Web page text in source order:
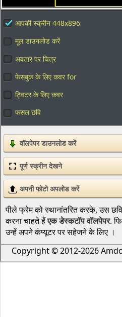
आपकी स्क्रीन 448x896
मूल डाउनलोड करें
अवतार पर चित्र
फेसबुक के लिए कवर for
ट्विटर के लिए कवर
फसल छवि
वॉलपेपर डाउनलोड करें
पूर्ण स्क्रीन देखने
अपनी फोटो अपलोड करें
पीले फ्रेम को स्थानांतरित करके, उस
करना चाहते हैंएक डेस्कटॉप वॉलपेपर.
उन्हें अपने कंप्यूटर पर सहेजने के लिए ।
Copyright © 2012-2026